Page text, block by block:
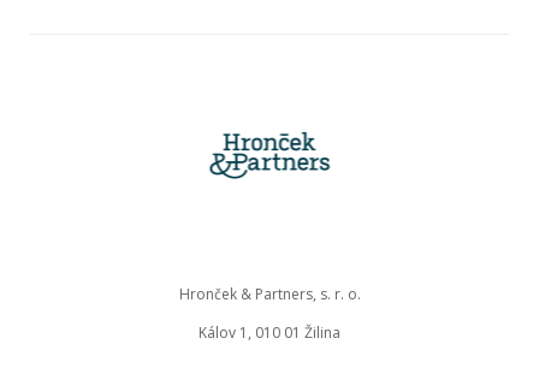
Hronček & Partners, s. r. o.
Kálov 1, 010 01 Žilina